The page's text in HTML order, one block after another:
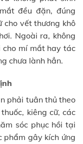
đều đặn, đúng
cho vết thương khô
Ngoài ra, không
cho mí mắt hay tác
chưa lành hẳn.
phải tuân thủ theo
kiêng cữ, các
sóc phục hồi tại
phẩm gây kích ứng